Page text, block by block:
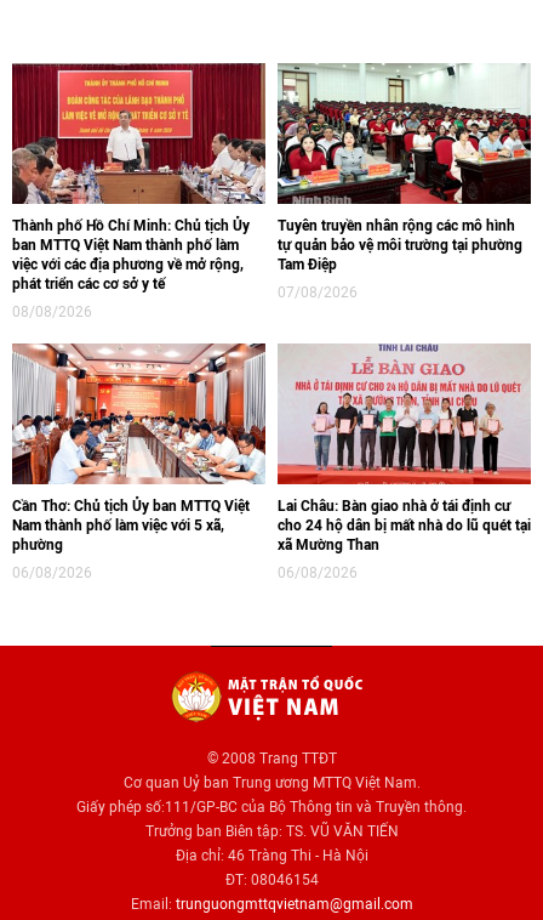
Thành phố Hồ Chí Minh: Chủ tịch Ủy
ban MTTQ Việt Nam thành phố làm
việc với các địa phương về mở rộng,
phát triển các cơ sở y tế
08/08/2026
Tuyên truyền nhân rộng các mô hình
tự quản bảo vệ môi trường tại phường
Tam Điệp
07/08/2026
Cần Thơ: Chủ tịch Ủy ban MTTQ Việt
Nam thành phố làm việc với 5 xã,
phường
06/08/2026
Lai Châu: Bàn giao nhà ở tái định cư
cho 24 hộ dân bị mất nhà do lũ quét tại
xã Mường Than
06/08/2026
© 2008 Trang TTĐT
Cơ quan Uỷ ban Trung ương MTTQ Việt Nam.
Giấy phép số:111/GP-BC của Bộ Thông tin và Truyền thông.
Trưởng ban Biên tập: TS. VŨ VĂN TIẾN
Địa chỉ: 46 Tràng Thi - Hà Nội
ĐT: 08046154
Email: trunguongmttqvietnam@gmail.com